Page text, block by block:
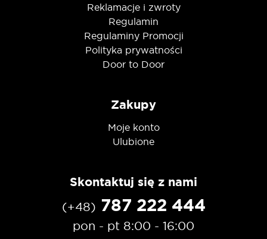
Reklamacje i zwroty
Regulamin
Regulaminy Promocji
Polityka prywatności
Door to Door
Zakupy
Moje konto
Ulubione
Skontaktuj się z nami
(+48) 787 222 444
pon - pt 8:00 - 16:00